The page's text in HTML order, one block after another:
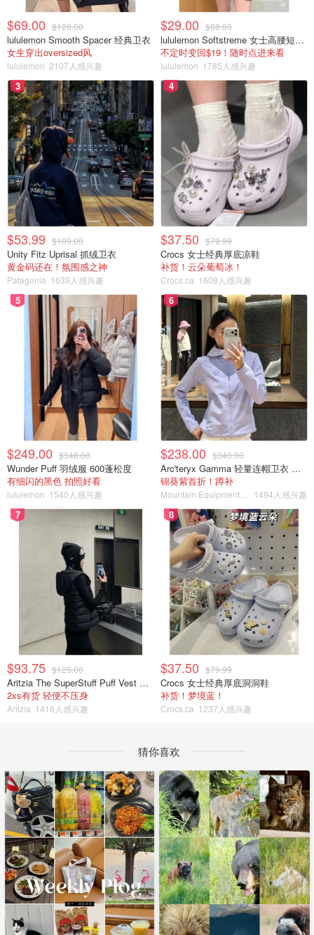
$69.00 $128.00
lululemon Smooth Spacer 经典卫衣
女生穿出oversized风
lululemon 2107人感兴趣
$29.00 $88.00
lululemon Softstreme 女士高腰短裤 10cm
不定时变回$19！随时点进来看
lululemon 1785人感兴趣
3
$53.99 $109.00
Unity Fitz Uprisal 抓绒卫衣
黄金码还在！氛围感之神
Patagonia 1639人感兴趣
4
$37.50 $79.99
Crocs 女士经典厚底凉鞋
补货！云朵葡萄冰！
Crocs.ca 1608人感兴趣
5
$249.00 $348.00
Wunder Puff 羽绒服 600蓬松度
有细闪的黑色 拍照好看
lululemon 1540人感兴趣
6
$238.00 $340.00
Arc'teryx Gamma 轻量连帽卫衣 女款
锦葵紫首折！蹲补
1494人感兴趣
7
$93.75 $125.00
Aritzia The SuperStuff Puff Vest 轻盈亮面马甲
2xs有货 轻便不压身
Aritzia 1416人感兴趣
8
$37.50 $79.99
Crocs 女士经典厚底洞洞鞋
补货！梦境蓝！
Crocs.ca 1237人感兴趣
猜你喜欢